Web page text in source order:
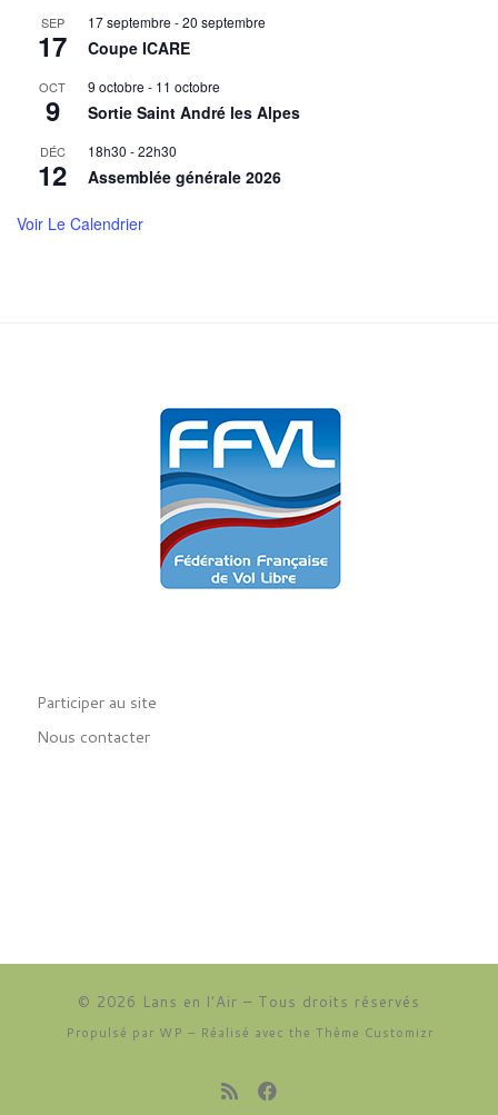
SEP
17
17 septembre -20 septembre
Coupe ICARE
OCT
9
9 octobre - 11 octobre
Sortie Saint André les Alpes
DÉC
12
18h30 -22h30
Assemblée générale 2026
Voir Le Calendrier
Participer au site
Nous contacter
© 2026 Lans en l'Air – Tous droits réservés
Propulsé par WP – Réalisé avec the Thème Customizr